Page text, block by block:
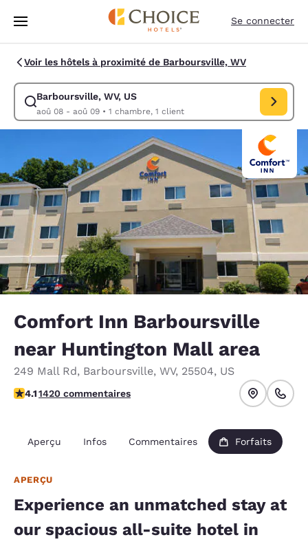
Sauter à Contenu Principal
Se connecter
Voir les hôtels à proximité de Barboursville, WV
Barboursville, WV, US
aoû 08 - aoû 09• 1 chambre, 1 client
Modifier la recherche pour Barboursville, WV, US. Date d’arrivée aoû
Comfort Inn Barboursville
near Huntington Mall area
249 Mall Rd, Barboursville, WV, 25504, US
4.1 étoiles. Très Bien.
4.11420 commentaires
Aperçu Infos Commentaires Forfaits
APERÇU
Experience an unmatched stay at
our spacious all-suite hotel in